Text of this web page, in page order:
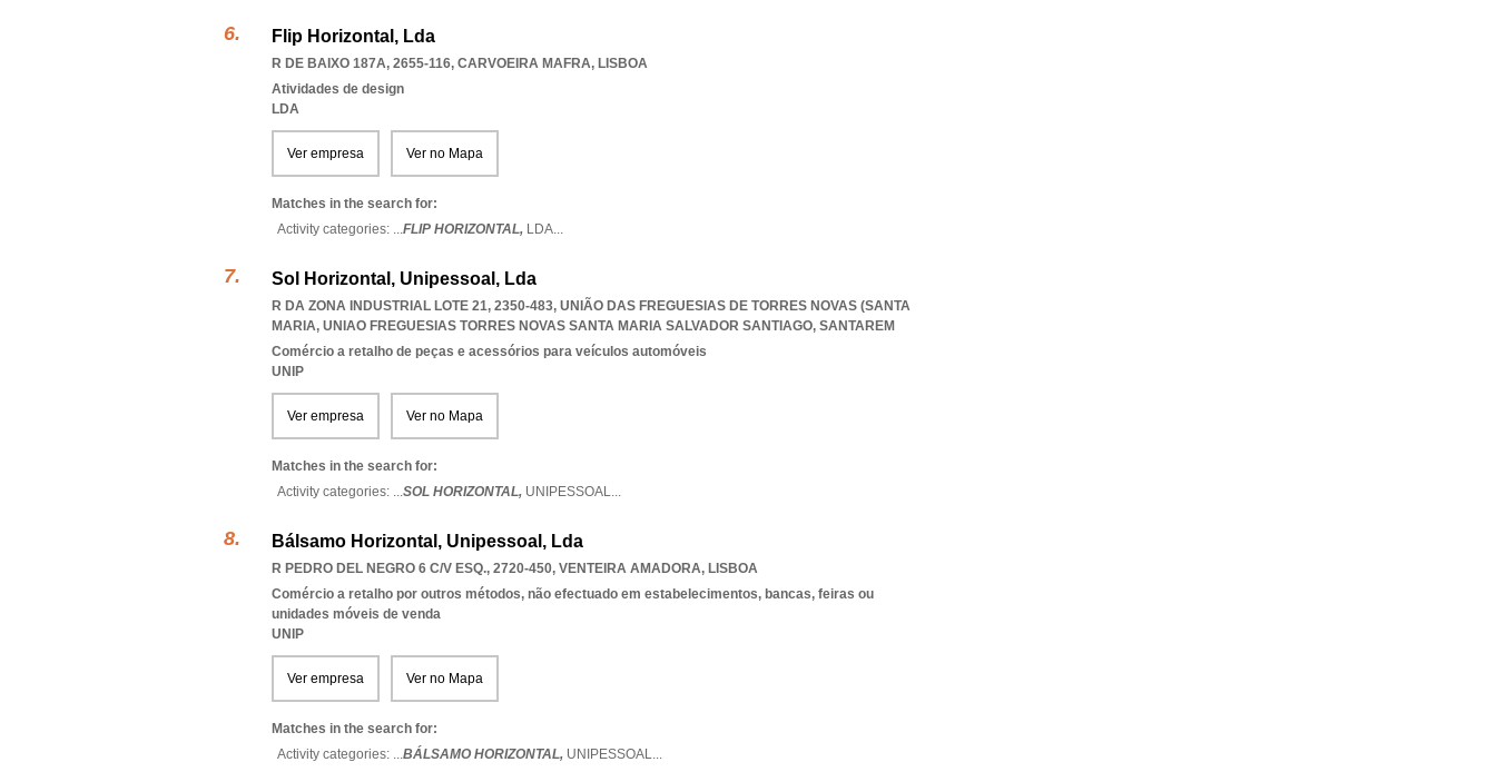
Flip Horizontal, Lda
R DE BAIXO 187A, 2655-116, CARVOEIRA MAFRA, LISBOA
Atividades de design
LDA
Ver empresa Ver no Mapa
Matches in the search for:
Activity categories: ...FLIP HORIZONTAL, LDA...
Sol Horizontal, Unipessoal, Lda
R DA ZONA INDUSTRIAL LOTE 21, 2350-483, UNIÃO DAS FREGUESIAS DE TORRES NOVAS (SANTA
MARIA, UNIAO FREGUESIAS TORRES NOVAS SANTA MARIA SALVADOR SANTIAGO, SANTAREM
Comércio a retalho de peças e acessórios para veículos automóveis
UNIP
Ver empresa Ver no Mapa
Matches in the search for:
Activity categories: ...SOL HORIZONTAL, UNIPESSOAL...
Bálsamo Horizontal, Unipessoal, Lda
R PEDRO DEL NEGRO 6 C/V ESQ., 2720-450, VENTEIRA AMADORA, LISBOA
Comércio a retalho por outros métodos, não efectuado em estabelecimentos, bancas, feiras ou
unidades móveis de venda
UNIP
Ver empresa Ver no Mapa
Matches in the search for:
Activity categories: ...BÁLSAMO HORIZONTAL, UNIPESSOAL...